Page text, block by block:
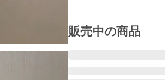
販売中の商品